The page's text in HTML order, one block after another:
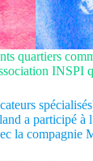
quartiers
a participé
la compagnie